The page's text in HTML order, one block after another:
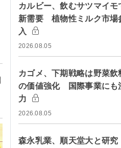
カルビー、飲むサツマイモ
新需要 植物性ミルク市場
入
2026.08.05
カゴメ、下期戦略は野菜飲
の価値強化 国際事業にも
力
2026.08.05
森永乳業、順天堂大と研